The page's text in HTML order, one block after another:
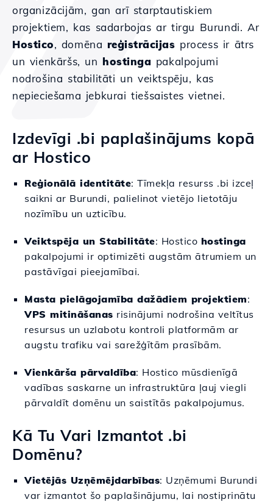
organizācijām, gan arī starptautiskiem
projektiem, kas sadarbojas ar tirgu Burundi. Ar
Hostico, domēna reģistrācijas process ir ātrs
un vienkāršs, un hostinga pakalpojumi
nodrošina stabilitāti un veiktspēju, kas
nepieciešama jebkurai tiešsaistes vietnei.
Izdevīgi .bi paplašinājums kopā
ar Hostico
Reģionālā identitāte: Tīmekļa resurss .bi izceļ
saikni ar Burundi, palielinot vietējo lietotāju
nozīmību un uzticību.
Veiktspēja un Stabilitāte: Hostico hostinga
pakalpojumi ir optimizēti augstām ātrumiem un
pastāvīgai pieejamībai.
Masta pielāgojamība dažādiem projektiem:
VPS mitināšanas risinājumi nodrošina veltītus
resursus un uzlabotu kontroli platformām ar
augstu trafiku vai sarežģītām prasībām.
Vienkārša pārvaldība: Hostico mūsdienīgā
vadības saskarne un infrastruktūra ļauj viegli
pārvaldīt domēnu un saistītās pakalpojumus.
Kā Tu Vari Izmantot .bi
Domēnu?
Vietējās Uzņēmējdarbības: Uzņēmumi Burundi
var izmantot šo paplašinājumu, lai nostiprinātu